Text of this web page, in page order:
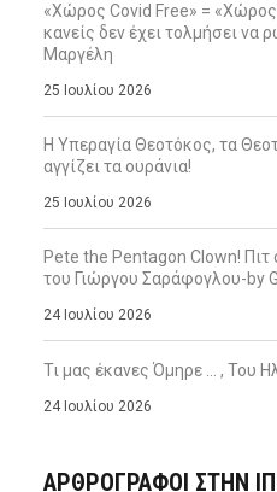
«Χώρος Covid Free» =
κανείς δεν έχει τολμήσει να
Μαργέλη
25 Ιουλίου 2026
Η Υπεραγία Θεοτόκος, τα
αγγίζει τα ουράνια!
25 Ιουλίου 2026
Pete the Pentagon Clown!
του Γιώργου Σαράφογλου-by
24 Ιουλίου 2026
Τι μας έκανες Όμηρε … , Του
24 Ιουλίου 2026
ΑΡΘΡΟΓΡΑΦΟΙ ΣΤΗΝ